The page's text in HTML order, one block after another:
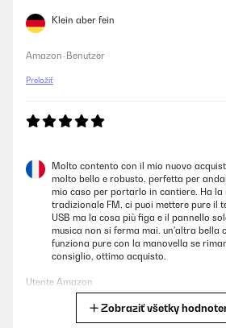
Klein aber fein
Amazon-Benutzer
Preložiť
Molto contento con il mio nuovo
molto bello e robusto, perfetta per
mio caso per portarlo in cantiere. Ha la
tradizionale FM, ci puoi mettere pure il
USB ma la cosa più figa e il pannello
musica non si ferma mai. un'altra bella
funziona pure con la manovella se
consiglio, ottimo acquisto.
Utente Amazon
Zobraziť všetky